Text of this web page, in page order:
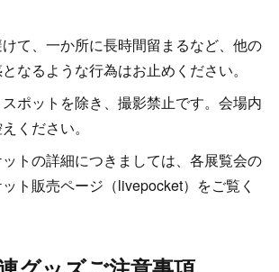
て、一か所に長時間留まるなど、他の
なるような行為はお止めください。
ポットを除き、撮影禁止です。会場内
ください。
トの詳細につきましては、各展覧会の
ト販売ページ（livepocket）をご覧く